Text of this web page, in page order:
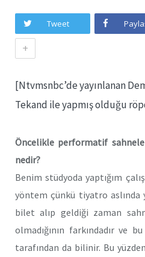
Tweet
+
[Ntvmsnbc’de yayınlanan
Tekand ile yapmış olduğu
Öncelikle performatif
nedir?
Benim stüdyoda yaptığım
yöntem çünkü tiyatro aslında
bilet alıp geldiği zaman
olmadığının farkındadır ve
tarafından da bilinir. Bu